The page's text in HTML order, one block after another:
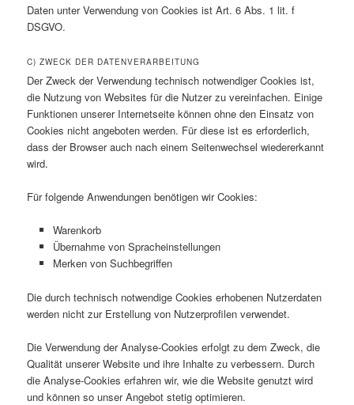
Daten unter Verwendung von Cookies ist Art. 6 Abs. 1 lit. f
DSGVO.
C) ZWECK DER DATENVERARBEITUNG
Der Zweck der Verwendung technisch notwendiger Cookies ist,
die Nutzung von Websites für die Nutzer zu vereinfachen. Einige
Funktionen unserer Internetseite können ohne den Einsatz von
Cookies nicht angeboten werden. Für diese ist es erforderlich,
dass der Browser auch nach einem Seitenwechsel wiedererkannt
wird.
Für folgende Anwendungen benötigen wir Cookies:
Warenkorb
Übernahme von Spracheinstellungen
Merken von Suchbegriffen
Die durch technisch notwendige Cookies erhobenen Nutzerdaten
werden nicht zur Erstellung von Nutzerprofilen verwendet.
Die Verwendung der Analyse-Cookies erfolgt zu dem Zweck, die
Qualität unserer Website und ihre Inhalte zu verbessern. Durch
die Analyse-Cookies erfahren wir, wie die Website genutzt wird
und können so unser Angebot stetig optimieren.